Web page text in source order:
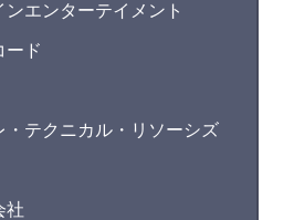
エンターテイメント
ド
テクニカル・リソーシズ
社